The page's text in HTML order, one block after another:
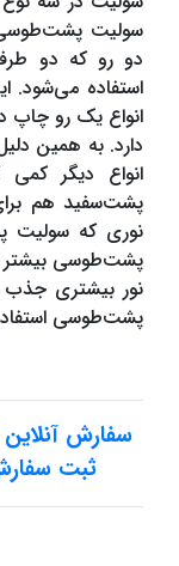
سولیت پشت‌طوسی
دو رو که دو
استفاده می‌شود.
انواع یک رو چاپ
دارد. به همین
انواع دیگر
پشت‌سفید هم
نوری که سولیت
پشت‌طوسی بیشتر
نور بیشتری جذب
پشت‌طوسی
سفارش
ثبت